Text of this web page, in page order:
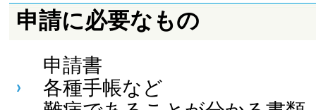
申請に必要なもの
申請書
各種手帳など